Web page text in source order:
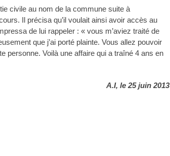
civile au nom de la commune suite à
Il précisa qu’il voulait ainsi avoir accès au
de lui rappeler : « vous m’aviez traité de
que j’ai porté plainte. Vous allez pouvoir
personne. Voilà une affaire qui a traîné 4 ans en
A.I, le 25 juin 2013